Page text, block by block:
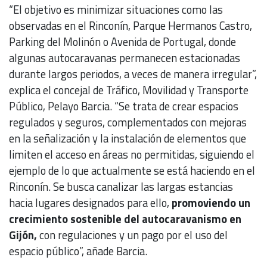
“El objetivo es minimizar situaciones como las
observadas en el Rinconín, Parque Hermanos Castro,
Parking del Molinón o Avenida de Portugal, donde
algunas autocaravanas permanecen estacionadas
durante largos periodos, a veces de manera irregular”,
explica el concejal de Tráfico, Movilidad y Transporte
Público, Pelayo Barcia. “Se trata de crear espacios
regulados y seguros, complementados con mejoras
en la señalización y la instalación de elementos que
limiten el acceso en áreas no permitidas, siguiendo el
ejemplo de lo que actualmente se está haciendo en el
Rinconín. Se busca canalizar las largas estancias
hacia lugares designados para ello, promoviendo un
crecimiento sostenible del autocaravanismo en
Gijón,con regulaciones y un pago por el uso del
espacio público”, añade Barcia.